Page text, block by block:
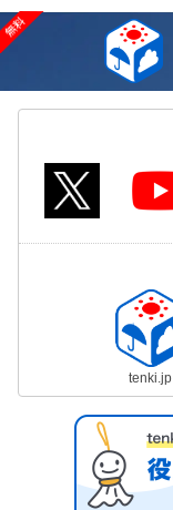
tenki.jp